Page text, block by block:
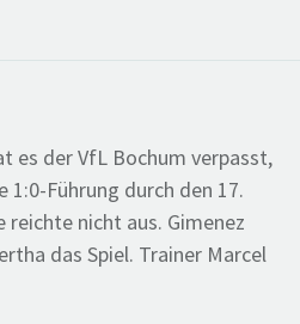
es der VfL Bochum verpasst,
1:0-Führung durch den 17.
nicht aus. Gimenez
das Spiel. Trainer Marcel